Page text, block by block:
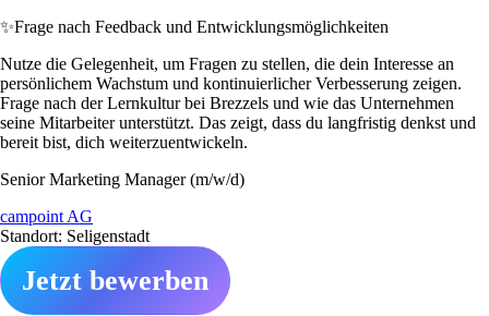
✨Frage nach Feedback und Entwicklungsmöglichkeiten
Nutze die Gelegenheit, um Fragen zu stellen, die dein Interesse an
persönlichem Wachstum und kontinuierlicher Verbesserung zeigen.
Frage nach der Lernkultur bei Brezzels und wie das Unternehmen
seine Mitarbeiter unterstützt. Das zeigt, dass du langfristig denkst und
bereit bist, dich weiterzuentwickeln.
Senior Marketing Manager (m/w/d)
campoint AG
Standort: Seligenstadt
Jetzt bewerben